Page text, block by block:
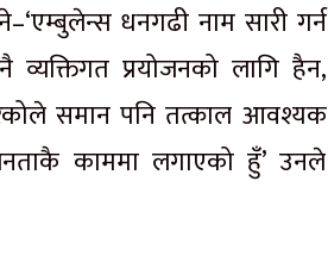
धनगढी नाम सारी गर्न
प्रयोजनको लागि हैन,
समान पनि तत्काल आवश्यक
काममा लगाएको हुँ’ उनले